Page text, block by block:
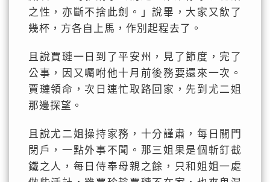
之性，亦斷不捨此劍。」說畢，大家又飲了
幾杯，方各自上馬，作別起程去了。
且說賈璉一日到了平安州，見了節度，完了
公事，因又囑咐他十月前後務要還來一次。
賈璉領命，次日連忙取路回家，先到尤二姐
那邊探望。
且說尤二姐操持家務，十分謹肅，每日關門
閉戶，一點外事不聞。那三姐果是個斬釘截
鐵之人，每日侍奉母親之餘，只和姐姐一處